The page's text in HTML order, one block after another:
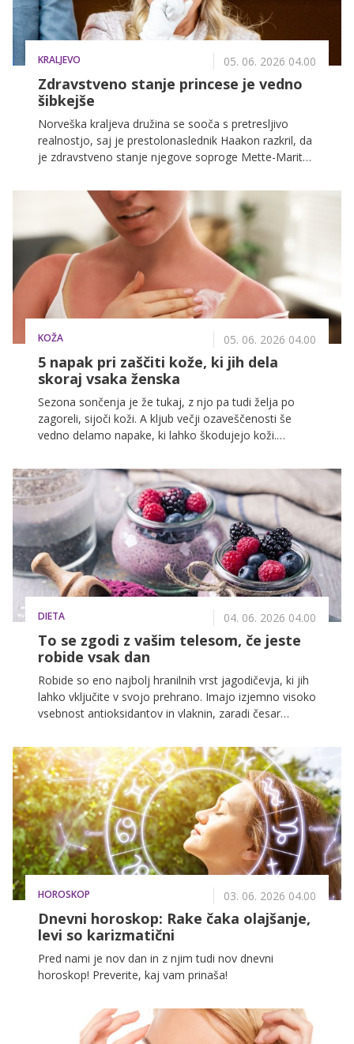
KRALJEVO 05. 06. 2026 04.00
Zdravstveno stanje princese je vedno
šibkejše
Norveška kraljeva družina se sooča s pretresljivo
realnostjo, saj je prestolonaslednik Haakon razkril, da
je zdravstveno stanje njegove soproge Mette-Marit
KOŽA 05. 06. 2026 04.00
5 napak pri zaščiti kože, ki jih dela
skoraj vsaka ženska
Sezona sončenja je že tukaj, z njo pa tudi želja po
zagoreli, sijoči koži. A kljub večji ozaveščenosti še
vedno delamo napake, ki lahko škodujejo koži.
vsakodnevna navada, skozi vse leto.
DIETA 04. 06. 2026 04.00
To se zgodi z vašim telesom, če jeste
robide vsak dan
Robide so eno najbolj hranilnih vrst jagodičevja, ki jih
lahko vključite v svojo prehrano. Imajo izjemno visoko
vsebnost antioksidantov in vlaknin, zaradi česar
posebej koristne pa so za ženske, saj podpirajo
zdravje kosti, hormonsko ravnovesje in zdravo kožo.
HOROSKOP 03. 06. 2026 04.00
Dnevni horoskop: Rake čaka olajšanje,
levi so karizmatični
Pred nami je nov dan in z njim tudi nov dnevni
horoskop! Preverite, kaj vam prinaša!